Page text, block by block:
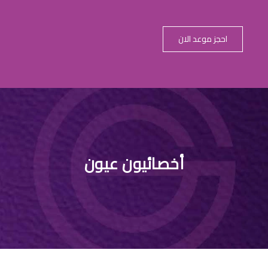
احجز موعد الان
دكتور
أخصائيون عيون